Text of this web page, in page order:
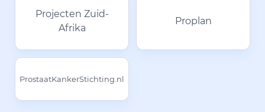
Projecten Zuid-
Afrika
Proplan
ProstaatKankerStichting.nl